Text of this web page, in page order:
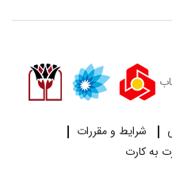
شرایط و مقررات
به کارت